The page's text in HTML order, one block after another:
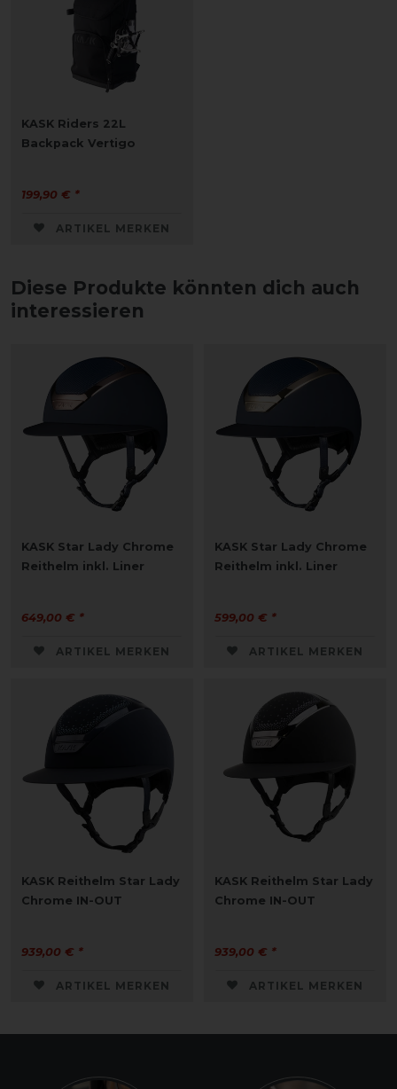
KASK Riders 22L
Backpack Vertigo
199,90 € *
ARTIKEL MERKEN
Diese Produkte könnten dich auch
interessieren
KASK Star Lady Chrome
Reithelm inkl. Liner
649,00 € *
ARTIKEL MERKEN
KASK Star Lady Chrome
Reithelm inkl. Liner
599,00 € *
ARTIKEL MERKEN
KASK Reithelm Star Lady
Chrome IN-OUT
939,00 € *
ARTIKEL MERKEN
KASK Reithelm Star Lady
Chrome IN-OUT
939,00 € *
ARTIKEL MERKEN